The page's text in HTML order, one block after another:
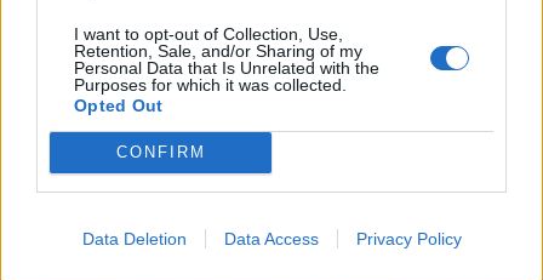
I want to opt-out of Collection, Use,
Retention, Sale, and/or Sharing of my
Personal Data that Is Unrelated with the
Purposes for which it was collected.
Opted Out
CONFIRM
Data Deletion Data Access Privacy Policy
Δείτε επίσης